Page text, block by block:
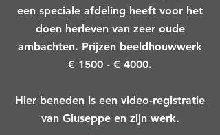
een speciale afdeling heeft voor het
doen herleven van zeer oude
ambachten. Prijzen beeldhouwwerk
€ 1500 - € 4000.
Hier beneden is een video-registratie
van Giuseppe en zijn werk.